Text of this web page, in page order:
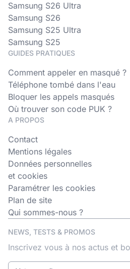
Samsung S26 Ultra
Samsung S26
Samsung S25 Ultra
Samsung S25
GUIDES PRATIQUES
Comment appeler en masqué ?
Téléphone tombé dans l'eau
Bloquer les appels masqués
Où trouver son code PUK ?
A PROPOS
Contact
Mentions légales
Données personnelles
et cookies
Paramétrer les cookies
Plan de site
Qui sommes-nous ?
NEWS, TESTS & PROMOS
Inscrivez vous à nos actus et